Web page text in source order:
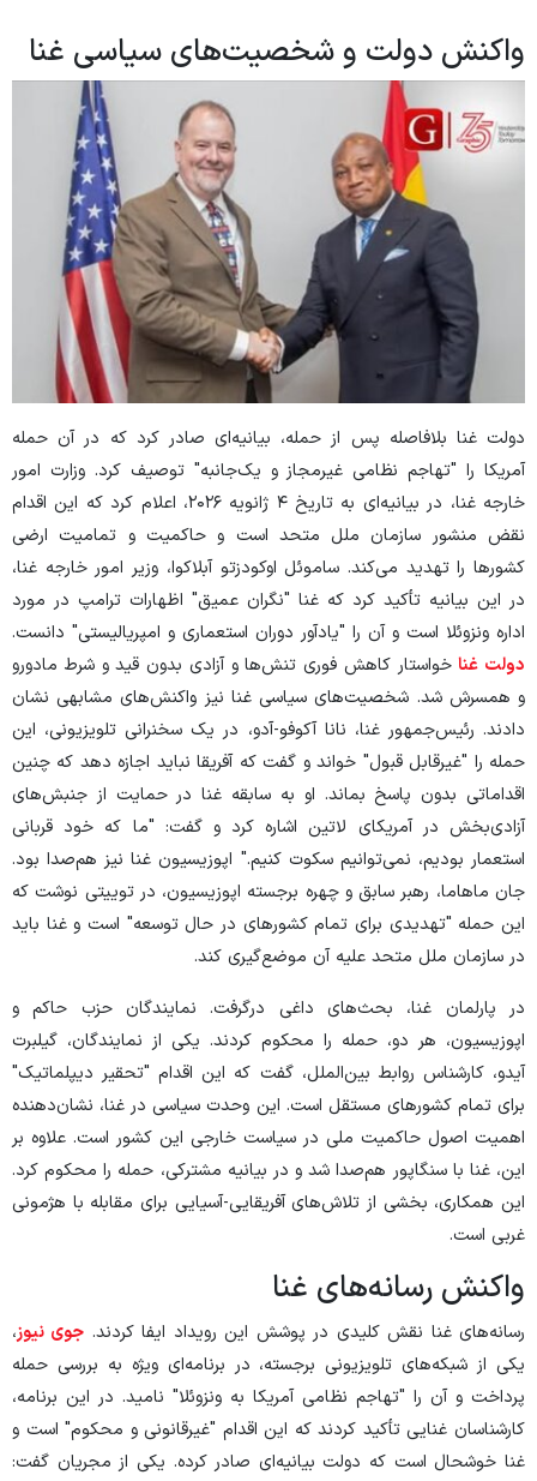
واکنش دولت و شخصیت‌های سیاسی غنا
دولت غنا بلافاصله پس از حمله، بیانیه‌ای صادر کرد که در آن حمله
آمریکا را "تهاجم نظامی غیرمجاز و یک‌جانبه" توصیف کرد. وزارت امور
خارجه غنا، در بیانیه‌ای به تاریخ ۴ ژانویه ۲۰۲۶، اعلام کرد که این اقدام
نقض منشور سازمان ملل متحد است و حاکمیت و تمامیت ارضی
کشورها را تهدید می‌کند. ساموئل اوکودزتو آبلاکوا، وزیر امور خارجه غنا،
در این بیانیه تأکید کرد که غنا "نگران عمیق" اظهارات ترامپ در مورد
اداره ونزوئلا است و آن را "یادآور دوران استعماری و امپریالیستی" دانست.
دولت غناخواستار کاهش فوری تنش‌ها و آزادی بدون قید و شرط مادورو
و همسرش شد. شخصیت‌های سیاسی غنا نیز واکنش‌های مشابهی نشان
دادند. رئیس‌جمهور غنا، نانا آکوفو-آدو، در یک سخنرانی تلویزیونی، این
حمله را "غیرقابل قبول" خواند و گفت که آفریقا نباید اجازه دهد که چنین
اقداماتی بدون پاسخ بماند. او به سابقه غنا در حمایت از جنبش‌های
آزادی‌بخش در آمریکای لاتین اشاره کرد و گفت: "ما که خود قربانی
استعمار بودیم، نمی‌توانیم سکوت کنیم." اپوزیسیون غنا نیز هم‌صدا بود.
جان ماهاما، رهبر سابق و چهره برجسته اپوزیسیون، در توییتی نوشت که
این حمله "تهدیدی برای تمام کشورهای در حال توسعه" است و غنا باید
در سازمان ملل متحد علیه آن موضع‌گیری کند.
در پارلمان غنا، بحث‌های داغی درگرفت. نمایندگان حزب حاکم و
اپوزیسیون، هر دو، حمله را محکوم کردند. یکی از نمایندگان، گیلبرت
آیدو، کارشناس روابط بین‌الملل، گفت که این اقدام "تحقیر دیپلماتیک"
برای تمام کشورهای مستقل است. این وحدت سیاسی در غنا، نشان‌دهنده
اهمیت اصول حاکمیت ملی در سیاست خارجی این کشور است. علاوه بر
این، غنا با سنگاپور هم‌صدا شد و در بیانیه مشترکی، حمله را محکوم کرد.
این همکاری، بخشی از تلاش‌های آفریقایی-آسیایی برای مقابله با هژمونی
غربی است.
واکنش رسانه‌های غنا
رسانه‌های غنا نقش کلیدی در پوشش این رویداد ایفا کردند. جوی نیوز،
یکی از شبکه‌های تلویزیونی برجسته، در برنامه‌ای ویژه به بررسی حمله
پرداخت و آن را "تهاجم نظامی آمریکا به ونزوئلا" نامید. در این برنامه،
کارشناسان غنایی تأکید کردند که این اقدام "غیرقانونی و محکوم" است و
غنا خوشحال است که دولت بیانیه‌ای صادر کرده. یکی از مجریان گفت: